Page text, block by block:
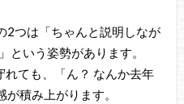
2つは「ちゃんと説明しなが
という姿勢があります。
ても、「ん？ なんか去年
積み上がります。